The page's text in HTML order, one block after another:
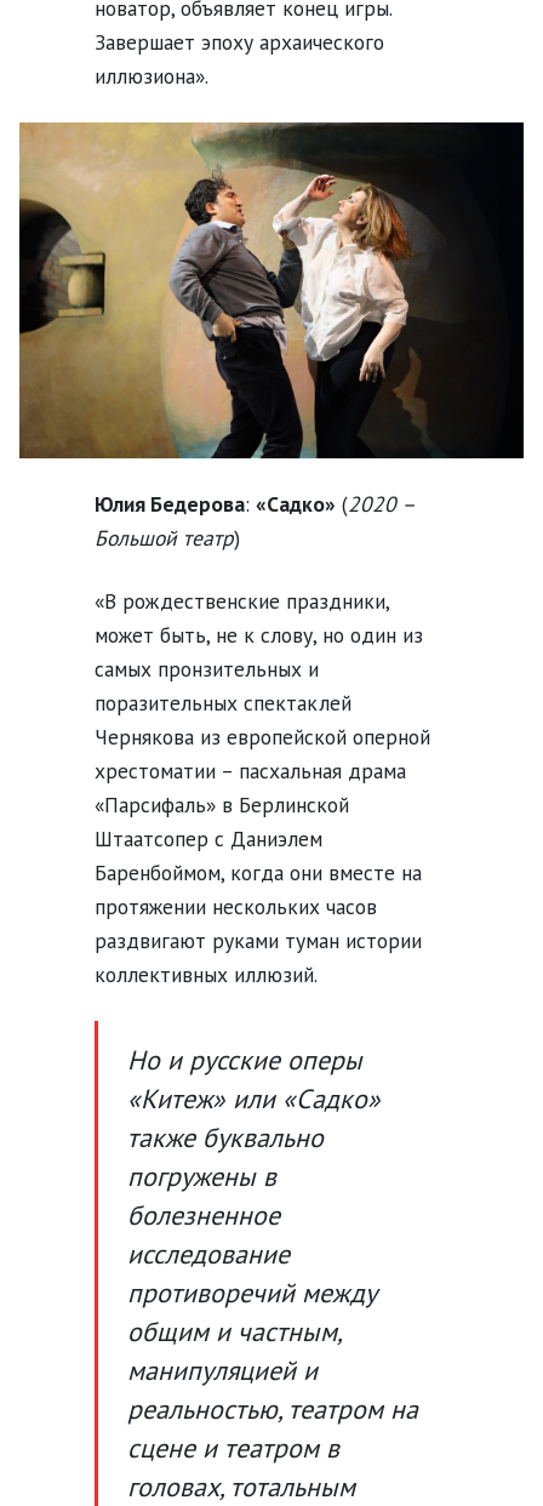
новатор, объявляет конец игры.
Завершает эпоху архаического
иллюзиона».
Юлия Бедерова: «Садко» (2020 –
Большой театр)
«В рождественские праздники,
может быть, не к слову, но один из
самых пронзительных и
поразительных спектаклей
Чернякова из европейской оперной
хрестоматии – пасхальная драма
«Парсифаль» в Берлинской
Штаатсопер с Даниэлем
Баренбоймом, когда они вместе на
протяжении нескольких часов
раздвигают руками туман истории
коллективных иллюзий.
Но и русские оперы
«Китеж» или «Садко»
также буквально
погружены в
болезненное
исследование
противоречий между
общим и частным,
манипуляцией и
реальностью, театром на
сцене и театром в
головах, тотальным